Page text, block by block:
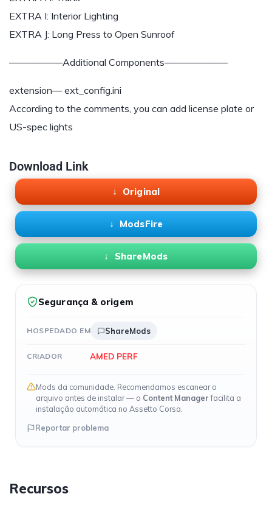
EXTRA I: Interior Lighting
EXTRA J: Long Press to Open Sunroof
—————–Additional Components——————–
extension— ext_config.ini
According to the comments, you can add license plate or
US-spec lights
Download Link
Original
ModsFire
ShareMods
Segurança & origem
HOSPEDADO EM ShareMods
CRIADOR AMED PERF
Mods da comunidade. Recomendamos escanear o
arquivo antes de instalar — o Content Managerfacilita a
instalação automática no Assetto Corsa.
Reportar problema
Recursos